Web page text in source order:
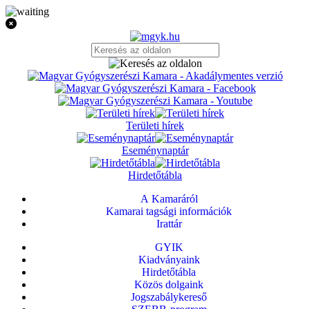
Területi hírek
Eseménynaptár
Hirdetőtábla
A Kamaráról
Kamarai tagsági információk
Irattár
GYIK
Kiadványaink
Hirdetőtábla
Közös dolgaink
Jogszabálykereső